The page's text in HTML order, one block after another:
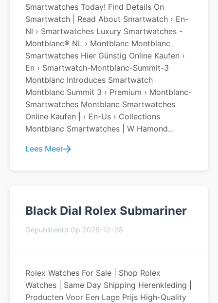
Smartwatches Today! Find Details On
Smartwatch | Read About Smartwatch › En-
Nl › Smartwatches Luxury Smartwatches -
Montblanc® NL › Montblanc Montblanc
Smartwatches Hier Günstig Online Kaufen ›
En › Smartwatch-Montblanc-Summit-3
Montblanc Introduces Smartwatch
Montblanc Summit 3 › Premium › Montblanc-
Smartwatches Montblanc Smartwatches
Online Kaufen | › En-Us › Collections
Montblanc Smartwatches | W Hamond...
Lees Meer
Black Dial Rolex Submariner
Gepubliceerd Op 2025-12-28
Rolex Watches For Sale | Shop Rolex
Watches | Same Day Shipping Herenkleding |
Producten Voor Een Lage Prijs High-Quality